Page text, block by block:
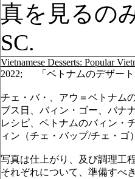
真を見るの
SC.
Vietnamese Desserts: Popular
2022;
「ベトナムのデザー
チェ・バ・、アウ＝ベトナム
ブス日、バィン・ゴー、バナ
レシピ、ベトナムのバィン・
ィン（チェ・バップ/チェ・ゴ
写真は仕上がり、及び調理工
それぞれについて、準備すべ